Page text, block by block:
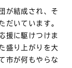
が結成され、そ
だいています。
援に駆けつけま
盛り上がりを大
市が何もやらな